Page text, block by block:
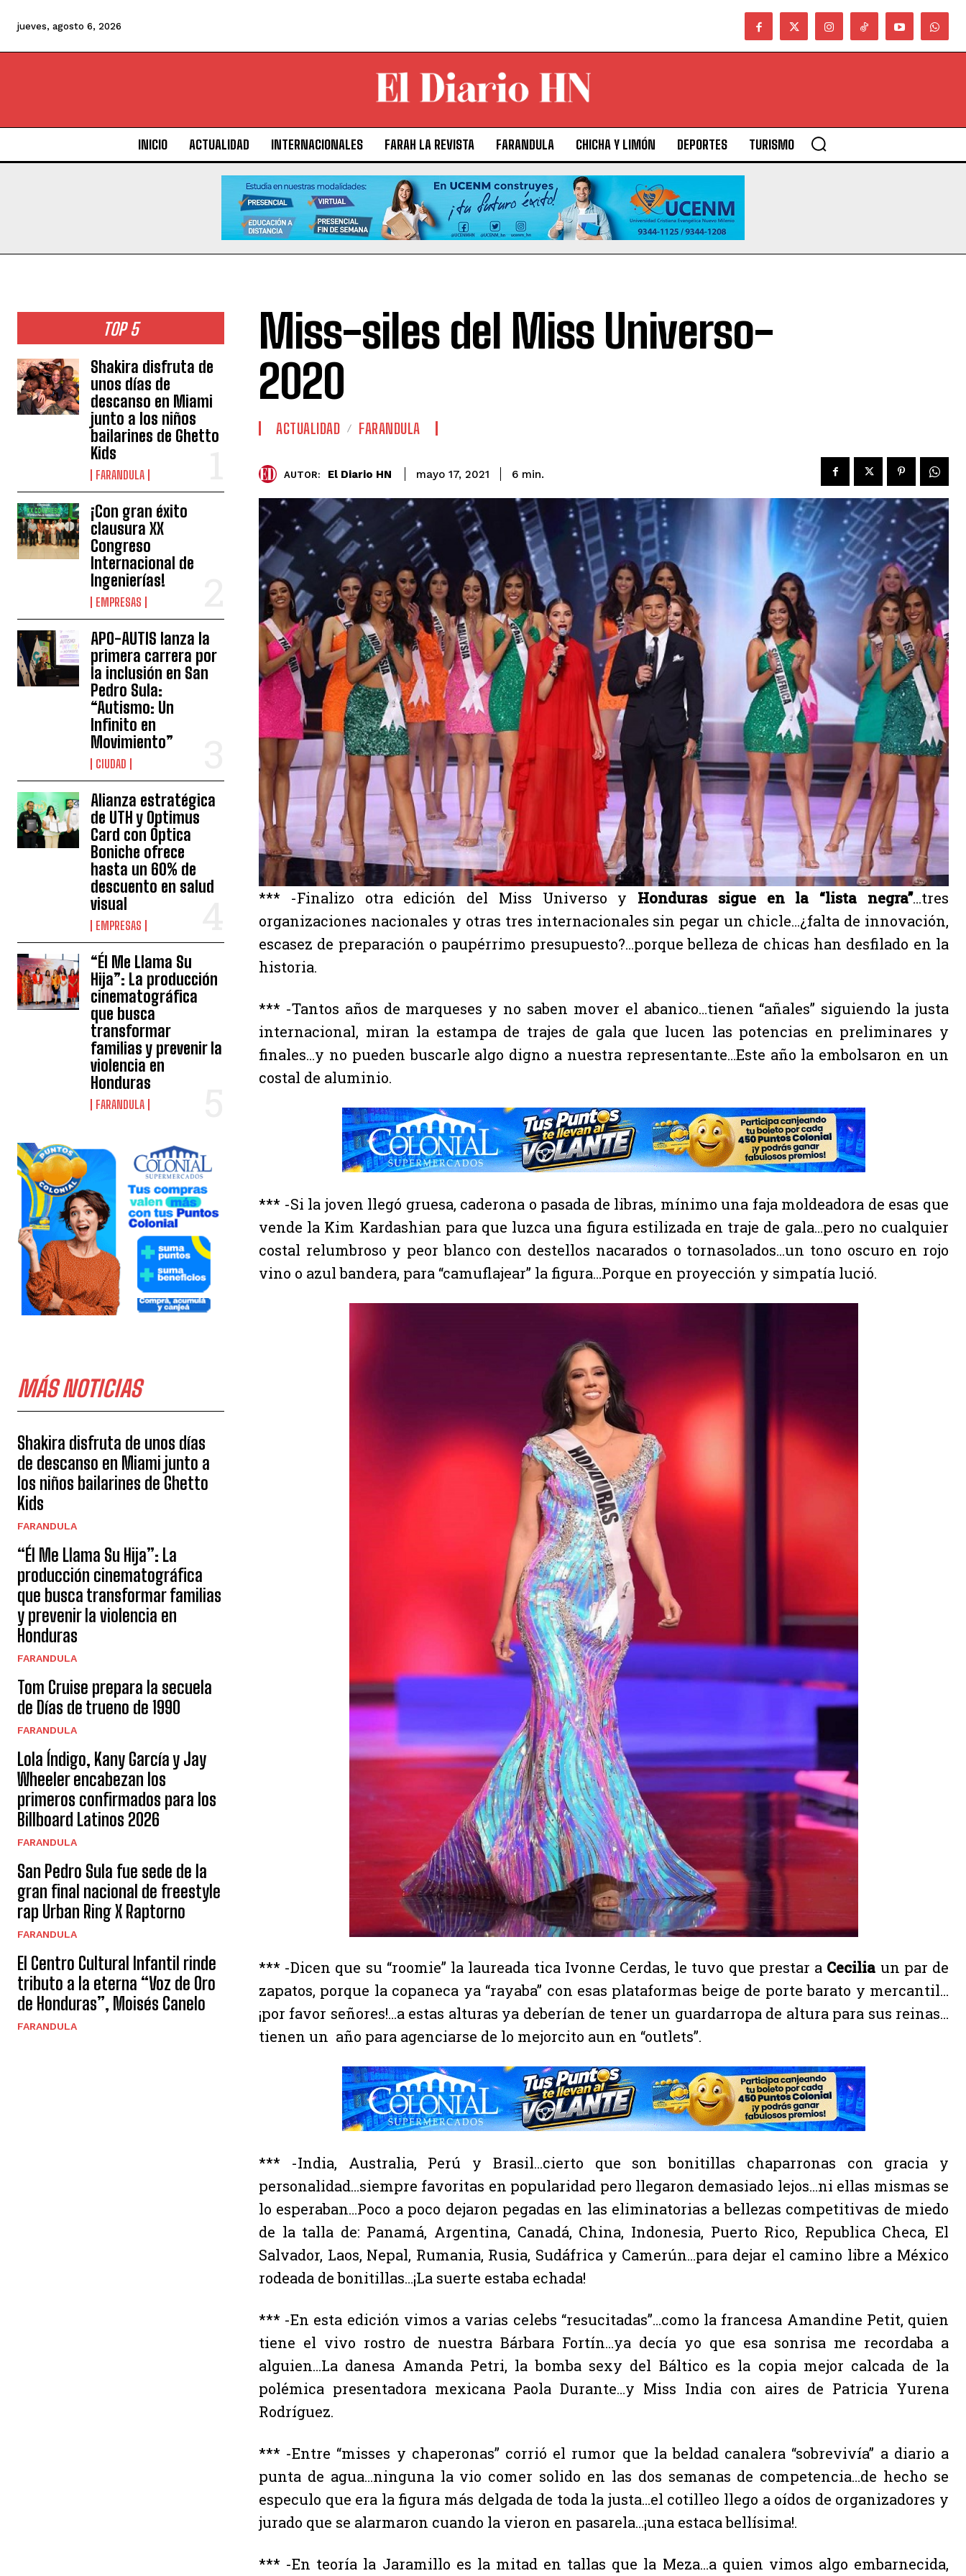
jueves, agosto 6, 2026
INICIO ACTUALIDAD INTERNACIONALES FARAH LA REVISTA FARANDULA CHICHA Y LIMÓN DEPORTES TURISMO
TOP 5
Shakira disfruta de
unos días de
descanso en Miami
junto a los niños
bailarines de Ghetto
Kids
FARANDULA
¡Con gran éxito
clausura XX
Congreso
Internacional de
Ingenierías!
EMPRESAS
APO-AUTIS lanza la
primera carrera por
la inclusión en San
Pedro Sula:
“Autismo: Un
Infinito en
Movimiento”
CIUDAD
Alianza estratégica
de UTH y Optimus
Card con Óptica
Boniche ofrece
hasta un 60% de
descuento en salud
visual
EMPRESAS
“Él Me Llama Su
Hija”: La producción
cinematográfica
que busca
transformar
familias y prevenir la
violencia en
Honduras
FARANDULA
MÁS NOTICIAS
Shakira disfruta de unos días
de descanso en Miami junto a
los niños bailarines de Ghetto
Kids
FARANDULA
“Él Me Llama Su Hija”: La
producción cinematográfica
que busca transformar familias
y prevenir la violencia en
Honduras
FARANDULA
Tom Cruise prepara la secuela
de Días de trueno de 1990
FARANDULA
Lola Índigo, Kany García y Jay
Wheeler encabezan los
primeros confirmados para los
Billboard Latinos 2026
FARANDULA
San Pedro Sula fue sede de la
gran final nacional de freestyle
rap Urban Ring X Raptorno
FARANDULA
El Centro Cultural Infantil rinde
tributo a la eterna “Voz de Oro
de Honduras”, Moisés Canelo
FARANDULA
Miss-siles del Miss Universo-
2020
ACTUALIDAD FARANDULA
AUTOR: El Diario HN mayo 17, 2021 6 min.
*** -Finalizo otra edición del Miss Universo y Honduras sigue en la “lista negra”…tres
organizaciones nacionales y otras tres internacionales sin pegar un chicle…¿falta de innovación,
escasez de preparación o paupérrimo presupuesto?…porque belleza de chicas han desfilado en la
historia.
*** -Tantos años de marqueses y no saben mover el abanico…tienen “añales” siguiendo la justa
internacional, miran la estampa de trajes de gala que lucen las potencias en preliminares y
finales…y no pueden buscarle algo digno a nuestra representante…Este año la embolsaron en un
costal de aluminio.
*** -Si la joven llegó gruesa, caderona o pasada de libras, mínimo una faja moldeadora de esas que
vende la Kim Kardashian para que luzca una figura estilizada en traje de gala…pero no cualquier
costal relumbroso y peor blanco con destellos nacarados o tornasolados…un tono oscuro en rojo
vino o azul bandera, para “camuflajear” la figura…Porque en proyección y simpatía lució.
*** -Dicen que su “roomie” la laureada tica Ivonne Cerdas, le tuvo que prestar a Cecilia un par de
zapatos, porque la copaneca ya “rayaba” con esas plataformas beige de porte barato y mercantil…
¡por favor señores!…a estas alturas ya deberían de tener un guardarropa de altura para sus reinas…
tienen un año para agenciarse de lo mejorcito aun en “outlets”.
*** -India, Australia, Perú y Brasil…cierto que son bonitillas chaparronas con gracia y
personalidad…siempre favoritas en popularidad pero llegaron demasiado lejos…ni ellas mismas se
lo esperaban…Poco a poco dejaron pegadas en las eliminatorias a bellezas competitivas de miedo
de la talla de: Panamá, Argentina, Canadá, China, Indonesia, Puerto Rico, Republica Checa, El
Salvador, Laos, Nepal, Rumania, Rusia, Sudáfrica y Camerún…para dejar el camino libre a México
rodeada de bonitillas…¡La suerte estaba echada!
*** -En esta edición vimos a varias celebs “resucitadas”…como la francesa Amandine Petit, quien
tiene el vivo rostro de nuestra Bárbara Fortín…ya decía yo que esa sonrisa me recordaba a
alguien…La danesa Amanda Petri, la bomba sexy del Báltico es la copia mejor calcada de la
polémica presentadora mexicana Paola Durante…y Miss India con aires de Patricia Yurena
Rodríguez.
*** -Entre “misses y chaperonas” corrió el rumor que la beldad canalera “sobrevivía” a diario a
punta de agua…ninguna la vio comer solido en las dos semanas de competencia…de hecho se
especulo que era la figura más delgada de toda la justa…el cotilleo llego a oídos de organizadores y
jurado que se alarmaron cuando la vieron en pasarela…¡una estaca bellísima!.
*** -En teoría la Jaramillo es la mitad en tallas que la Meza…a quien vimos algo embarnecida,